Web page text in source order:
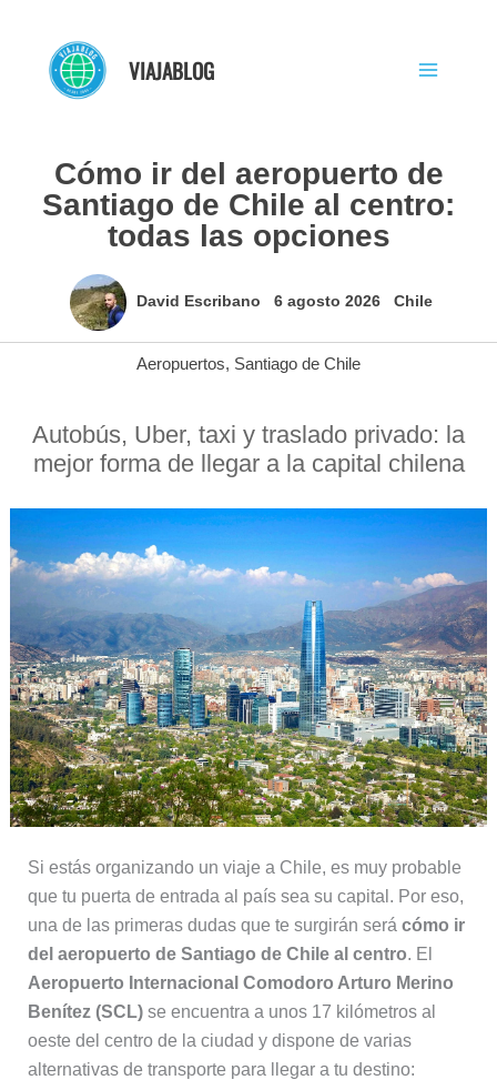
contenido
VIAJABLOG
Cómo ir del aeropuerto de
Santiago de Chile al centro:
todas las opciones
David Escribano 6 agosto 2026 Chile
Aeropuertos, Santiago de Chile
Autobús, Uber, taxi y traslado privado: la
mejor forma de llegar a la capital chilena
Si estás organizando un viaje a Chile, es muy probable
que tu puerta de entrada al país sea su capital. Por eso,
una de las primeras dudas que te surgirán será cómo ir
del aeropuerto de Santiago de Chile al centro. El
Aeropuerto Internacional Comodoro Arturo Merino
Benítez (SCL)se encuentra a unos 17 kilómetros al
oeste del centro de la ciudad y dispone de varias
alternativas de transporte para llegar a tu destino: